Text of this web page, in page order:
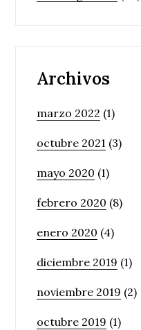
Archivos
marzo 2022 (1)
octubre 2021 (3)
mayo 2020 (1)
febrero 2020 (8)
enero 2020 (4)
diciembre 2019 (1)
noviembre 2019 (2)
octubre 2019 (1)